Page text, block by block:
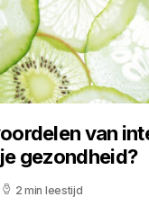
van
gezondheid?
2 min leestijd